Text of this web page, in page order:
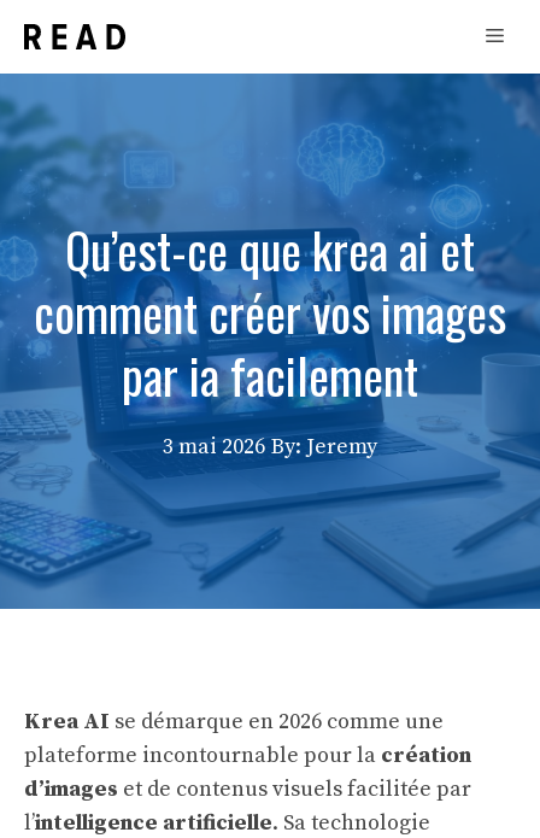
contenu
Qu’est-ce que krea ai et
comment créer vos images
par ia facilement
3 mai 2026 By: Jeremy
Krea AI se démarque en 2026 comme une
plateforme incontournable pour la création
d’images et de contenus visuels facilitée par
l’intelligence artificielle. Sa technologie